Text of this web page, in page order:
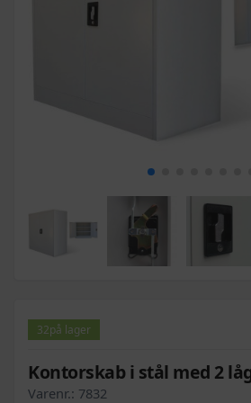
32på lager
Kontorskab i stål med 2
Varenr.: 7832